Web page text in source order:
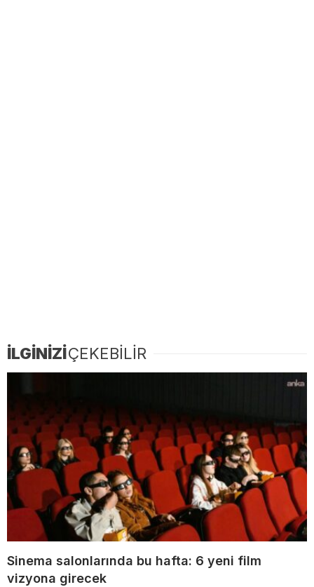
İLGİNİZİÇEKEBİLİR
Sinema salonlarında bu hafta: 6 yeni film
vizyona girecek